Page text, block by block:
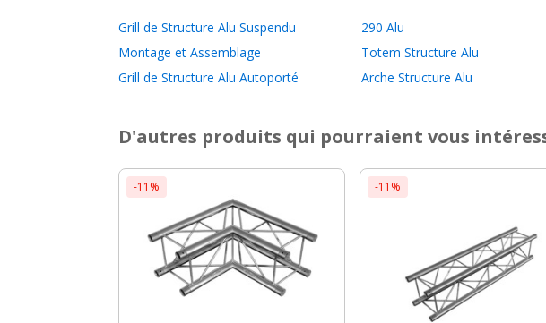
Grill de Structure Alu Suspendu 290 Alu
Montage et Assemblage
Totem Structure Alu
Grill de Structure Alu Autoporté
Arche Structure Alu
D'autres produits qui pourraient vous
-11% -11%